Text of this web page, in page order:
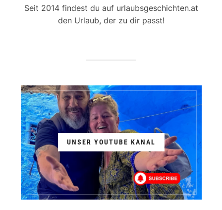
Seit 2014 findest du auf urlaubsgeschichten.at
den Urlaub, der zu dir passt!
UNSER YOUTUBE KANAL